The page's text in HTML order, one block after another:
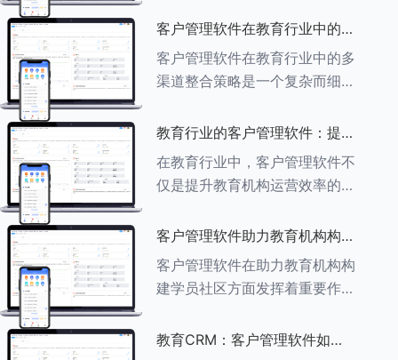
家长、教师及其他相关方的互
动，对教育机构实现可持续发展
具有重要意义。以下是教育
CRM如何助力教育
客户管理软件在教育行业中的多
渠道整合策略
客户管理软件在教育行业中的多
渠道整合策略是一个复杂而细致
多种渠道，提升教育机构的市场
竞争力、客户满意度和运营效
率。以下是对这一策略的具体分
析： ###
教育行业的客户管理软件：提升
家长参与度的关键
在教育行业中，客户管理软件不
仅是提升教育机构运营效率的重
促进家校合作的关键。以下将详
细探讨如何通过教育行业的客户
管理软件来提升家长的参与度。
###
客户管理软件助力教育机构构建
学员社区
客户管理软件在助力教育机构构
建学员社区方面发挥着重要作
述其助力作用： ###一、学员
教育CRM：客户管理软件如何